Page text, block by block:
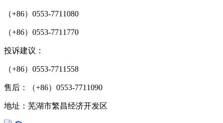
（+86）0553-7711080
（+86）0553-7711770
投诉建议：
（+86）0553-7711558
售后：（+86）0553-7711090
地址：芜湖市繁昌经济开发区